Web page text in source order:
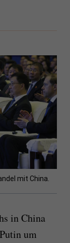
mit China.
in China
um